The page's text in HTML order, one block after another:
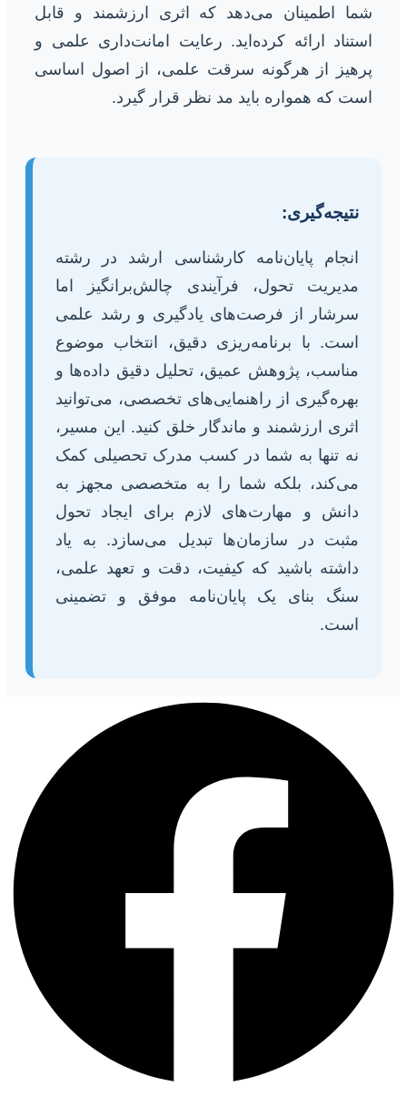
شما اطمینان می‌دهد که اثری ارزشمند و قابل
استناد ارائه کرده‌اید. رعایت امانت‌داری علمی و
پرهیز از هرگونه سرقت علمی، از اصول اساسی
است که همواره باید مد نظر قرار گیرد.
نتیجه‌گیری:
انجام پایان‌نامه کارشناسی ارشد در رشته
مدیریت تحول، فرآیندی چالش‌برانگیز اما
سرشار از فرصت‌های یادگیری و رشد علمی
است. با برنامه‌ریزی دقیق، انتخاب موضوع
مناسب، پژوهش عمیق، تحلیل دقیق داده‌ها و
بهره‌گیری از راهنمایی‌های تخصصی، می‌توانید
اثری ارزشمند و ماندگار خلق کنید. این مسیر،
نه تنها به شما در کسب مدرک تحصیلی کمک
می‌کند، بلکه شما را به متخصصی مجهز به
دانش و مهارت‌های لازم برای ایجاد تحول
مثبت در سازمان‌ها تبدیل می‌سازد. به یاد
داشته باشید که کیفیت، دقت و تعهد علمی،
سنگ بنای یک پایان‌نامه موفق و تضمینی
است.